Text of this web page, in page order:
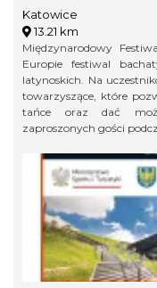
Katowice
13.21 km
Międzynarodowy
Europie festiwal
latynoskich. Na
towarzyszące, które
tańce oraz dać
zaproszonych gości